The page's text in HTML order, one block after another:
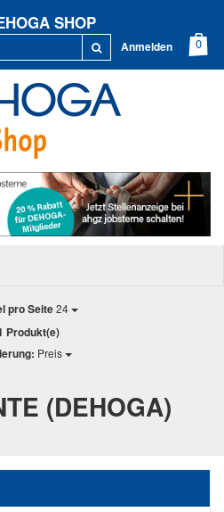
SHOP
Anmelden
pro Seite24
Produkt(e)
Preis
(DEHOGA)